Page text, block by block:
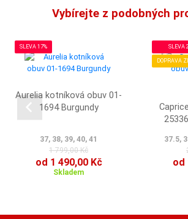
Vybírejte z podobných
SLEVA 17%
Aurelia kotníková obuv 01-
1694 Burgundy
37, 38, 39, 40, 41
1 799,00 Kč
od 1 490,00 Kč
Skladem
SLEVA
DOPRAVA
37.5,
od